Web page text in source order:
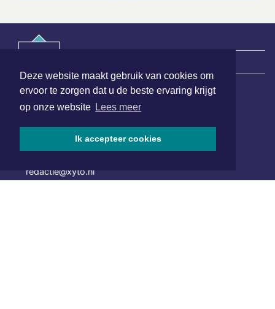
Deze website maakt gebruik van cookies om
ervoor te zorgen dat u de beste ervaring krijgt
op onze website Lees meer
Ik accepteer cookies
Hoofdvestiging:
1701 BZ Heerhugowaard
redactie@xyto.nl